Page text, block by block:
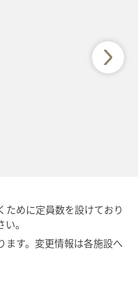
ために定員数を設けており
。
ます。変更情報は各施設へ